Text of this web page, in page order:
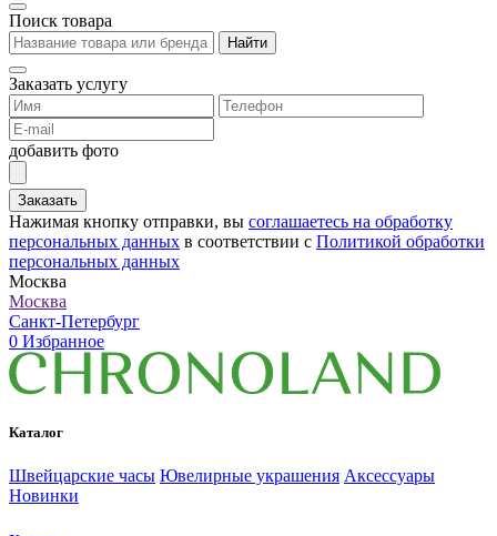
Поиск товара
Найти
Заказать услугу
добавить фото
Заказать
Нажимая кнопку отправки, вы соглашаетесь на обработку
персональных данных в соответствии с Политикой обработки
персональных данных
Москва
Москва
Санкт-Петербург
0 Избранное
Каталог
Швейцарские часы Ювелирные украшения Аксессуары
Новинки